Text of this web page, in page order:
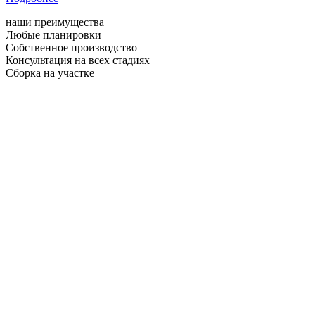
наши преимущества
Любые планировки
Собственное производство
Консультация на всех стадиях
Сборка на участке